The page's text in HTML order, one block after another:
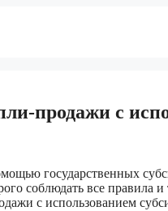
продажи с
государственных
соблюдать все правила и
с использованием